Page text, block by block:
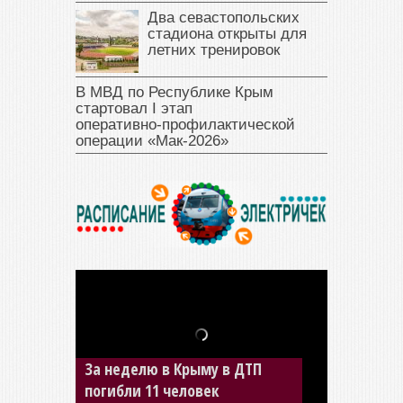
Два севастопольских
стадиона открыты для
летних тренировок
В МВД по Республике Крым
стартовал I этап
оперативно‑профилактической
операции «Мак‑2026»
В Джанкое водитель ВАЗа
сбил двух детей на «зебре»